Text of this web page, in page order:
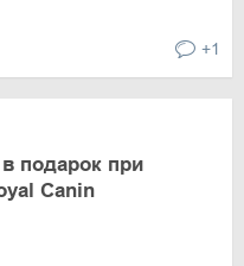
+1
подарок при
Canin